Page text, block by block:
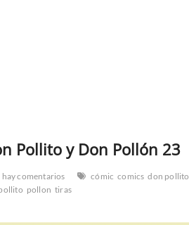
Pollito y Don Pollón 23
comentarios cómic comics don pollito
pollon tiras